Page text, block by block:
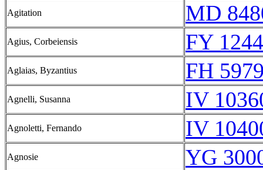
Agitation MD
Agius, Corbeiensis FY
Aglaias, Byzantius FH
Agnelli, Susanna IV
Agnoletti, Fernando IV
Agnosie YG